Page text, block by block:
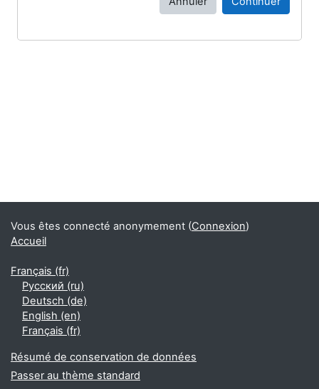
Vous êtes connecté anonymement (Connexion)
Accueil
Français ‎(fr)‎
Русский ‎(ru)‎
Deutsch ‎(de)‎
English ‎(en)‎
Français ‎(fr)‎
Résumé de conservation de données
Passer au thème standard